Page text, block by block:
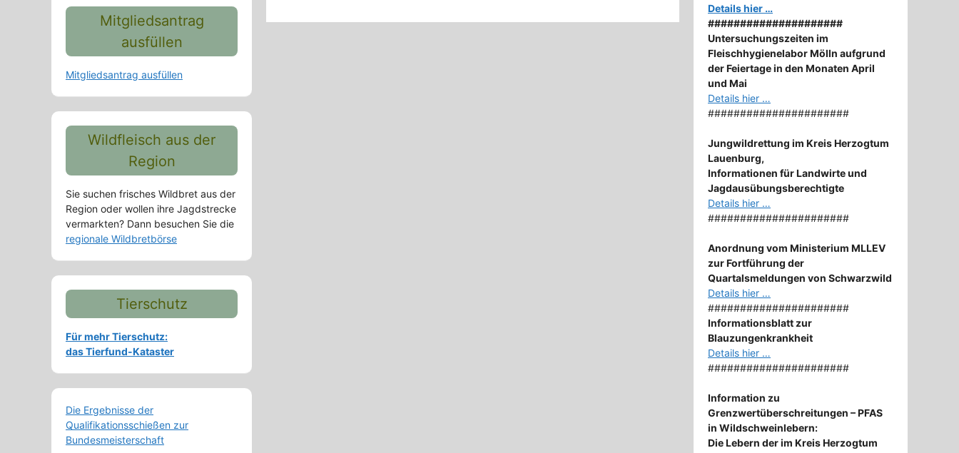
Mitgliedsantrag
ausfüllen
Mitgliedsantrag ausfüllen
Wildfleisch aus der
Region
Sie suchen frisches Wildbret aus der
Region oder wollen ihre Jagdstrecke
vermarkten? Dann besuchen Sie die
regionale Wildbretbörse
Tierschutz
Für mehr Tierschutz:
das Tierfund-Kataster
Die Ergebnisse der
Qualifikationsschießen zur
Bundesmeisterschaft
Details hier …
#####################
Untersuchungszeiten im
Fleischhygienelabor Mölln aufgrund
der Feiertage in den Monaten April
und Mai
Details hier …
######################
Jungwildrettung im Kreis Herzogtum
Lauenburg,
Informationen für Landwirte und
Jagdausübungsberechtigte
Details hier …
######################
Anordnung vom Ministerium MLLEV
zur Fortführung der
Quartalsmeldungen von Schwarzwild
Details hier …
######################
Informationsblatt zur
Blauzungenkrankheit
Details hier …
######################
Information zu
Grenzwertüberschreitungen – PFAS
in Wildschweinlebern:
Die Lebern der im Kreis Herzogtum